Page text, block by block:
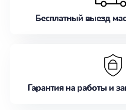
Бесплатный выезд
Гарантия на работы и